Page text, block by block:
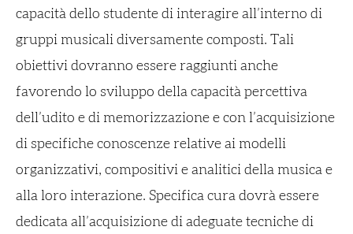
capacità dello studente di interagire all’interno di
gruppi musicali diversamente composti. Tali
obiettivi dovranno essere raggiunti anche
favorendo lo sviluppo della capacità percettiva
dell’udito e di memorizzazione e con l’acquisizione
di specifiche conoscenze relative ai modelli
organizzativi, compositivi e analitici della musica e
alla loro interazione. Specifica cura dovrà essere
dedicata all’acquisizione di adeguate tecniche di